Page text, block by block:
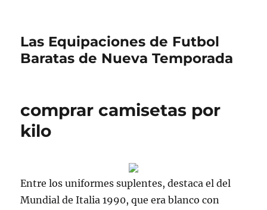
Las Equipaciones de Futbol
Baratas de Nueva Temporada
comprar camisetas por
kilo
Entre los uniformes suplentes, destaca el del
Mundial de Italia 1990, que era blanco con